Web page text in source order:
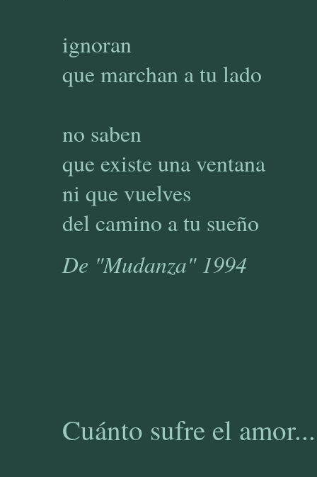
ignoran
que marchan a tu lado
no saben
que existe una ventana
ni que vuelves
del camino a tu sueño
De "Mudanza" 1994
Cuánto sufre el amor...